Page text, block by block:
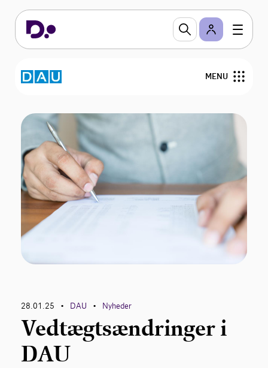
MENU
Om DAu
Nyheder
Medlemmer
Bestyrelsen
Arrangementer
Webinarer
Netværk
English
28.01.25 • DAU • Nyheder
Vedtægtsændringer i
DAU